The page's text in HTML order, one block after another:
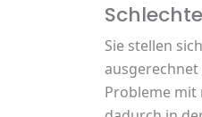
Sie stellen
ausgerechnet
Probleme mit